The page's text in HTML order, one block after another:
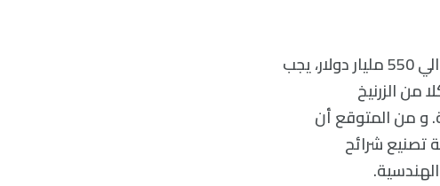
يشير المؤلفون إلى أن صناعة شرائح السيليكون، التي تبلغ قيمتها حاليًا حوالي 550 مليار دولار، يجب
الزرنيخ
و من المتوقع أن
تصنيع شرائح